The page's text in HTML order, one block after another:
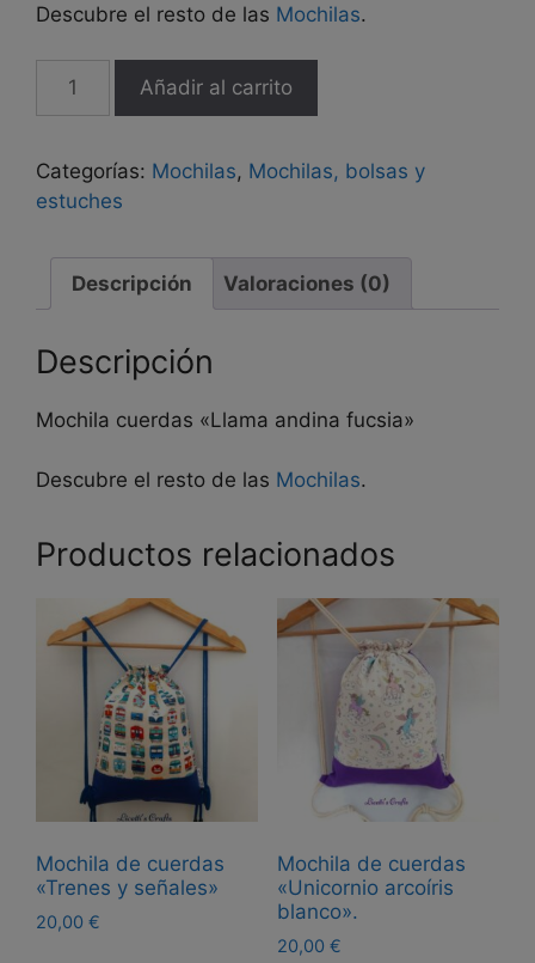
Descubre el resto de las Mochilas.
Mochila
andina
fucsia"
Añadir al carrito
Categorías: Mochilas, Mochilas, bolsas y
estuches
Descripción Valoraciones (0)
Descripción
Mochila cuerdas «Llama andina fucsia»
Descubre el resto de las Mochilas.
Productos relacionados
Mochila de cuerdas
«Trenes y señales»
20,00 €
Mochila de cuerdas
«Unicornio arcoíris
blanco».
20,00 €